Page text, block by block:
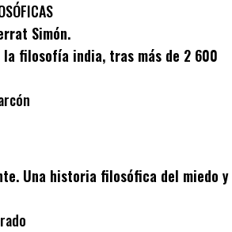
Simón.
la filosofía india, tras más de 2 600
Una historia filosófica del miedo y